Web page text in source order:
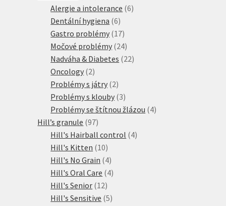
produktů
Alergie a intolerance 66
Dentální hygiena 66
produktů
Gastro problémy 1717
produktů
Močové problémy 2424
produktů
Nadváha & Diabetes 2222
Oncology 22
produkty
Problémy s játry 22
produkty
Problémy s klouby 33
produkty
Problémy se štítnou žlázou 44
Hill’s granule 9797
produktů
Hill's Hairball control 44
Hill's Kitten 1010
produktů
Hill's No Grain 44
produkty
Hill's Oral Care 44
Hill's Senior 1212
produktů
Hill's Sensitive 55